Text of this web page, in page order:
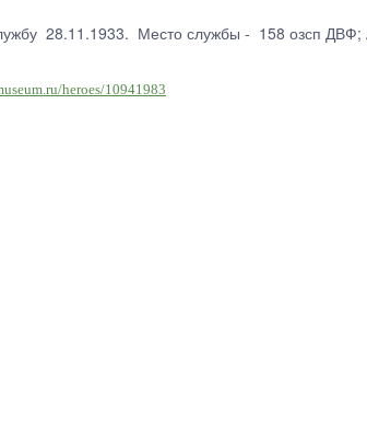
28.11.1933. Место службы - 158 озсп
heroes/10941983